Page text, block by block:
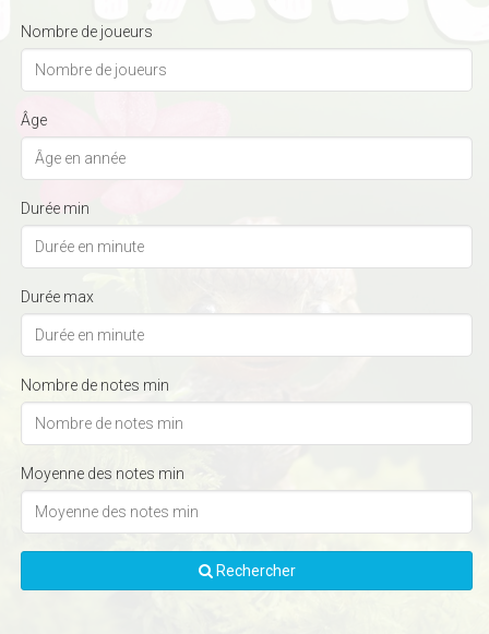
Nombre de joueurs
Âge
Durée min
Durée max
Nombre de notes min
Moyenne des notes min
Rechercher